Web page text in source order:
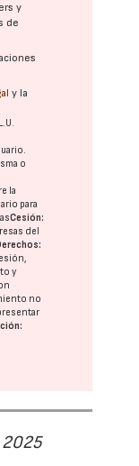
y
de
y la
o
la
para
Cesión:
del
y
no
2025